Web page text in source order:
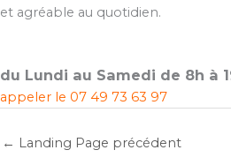
et agréable au quotidien.
du Lundi au Samedi de 8h à
appeler le 07 49 73 63 97
← Landing Page précédent